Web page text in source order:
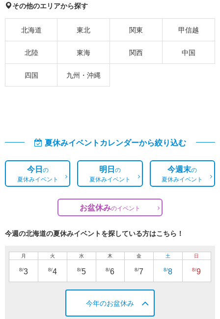
その他のエリアから探す
北海道 東北 関東 甲信越
北陸 東海 関西 中国
四国 九州・沖縄
夏休みイベントカレンダーから絞り込む
今日の
夏休みイベント
明日の
夏休みイベント
今週末の
夏休みイベント
お盆休みのイベント
今週の北海道の夏休みイベントを探している方はこちら！
月
8/3
火
8/4
水
8/5
木
8/6
金
8/7
土
8/8
日
8/9
今年のお盆休み